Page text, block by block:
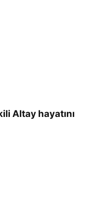
Altay hayatını